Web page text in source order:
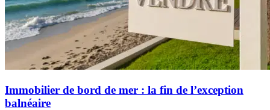
Immobilier de bord de mer : la fin de l’exception
balnéaire